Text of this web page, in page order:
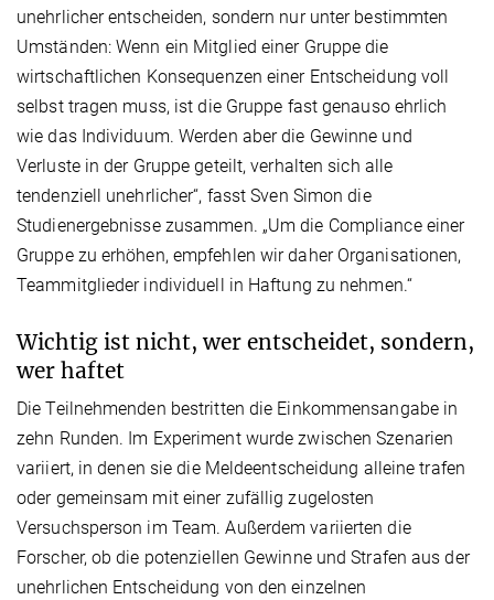
unehrlicher entscheiden, sondern nur unter bestimmten
Umständen: Wenn ein Mitglied einer Gruppe die
wirtschaftlichen Konsequenzen einer Entscheidung voll
selbst tragen muss, ist die Gruppe fast genauso ehrlich
wie das Individuum. Werden aber die Gewinne und
Verluste in der Gruppe geteilt, verhalten sich alle
tendenziell unehrlicher“, fasst Sven Simon die
Studienergebnisse zusammen. „Um die Compliance einer
Gruppe zu erhöhen, empfehlen wir daher Organisationen,
Teammitglieder individuell in Haftung zu nehmen.“
Wichtig ist nicht, wer entscheidet, sondern,
wer haftet
Die Teilnehmenden bestritten die Einkommensangabe in
zehn Runden. Im Experiment wurde zwischen Szenarien
variiert, in denen sie die Meldeentscheidung alleine trafen
oder gemeinsam mit einer zufällig zugelosten
Versuchsperson im Team. Außerdem variierten die
Forscher, ob die potenziellen Gewinne und Strafen aus der
unehrlichen Entscheidung von den einzelnen